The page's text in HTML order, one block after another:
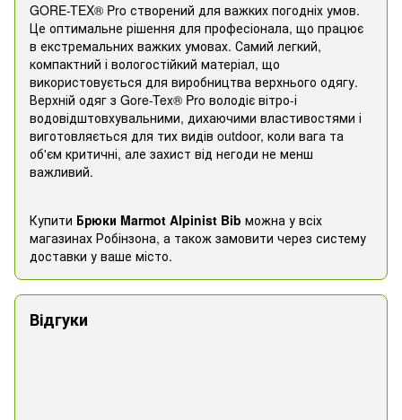
GORE-TEX® Pro створений для важких погодніх умов.
Це оптимальне рішення для професіонала, що працює
в екстремальних важких умовах. Самий легкий,
компактний і вологостійкий матеріал, що
використовується для виробництва верхнього одягу.
Верхній одяг з Gore-Tex® Pro володіє вітро-і
водовідштовхувальними, дихаючими властивостями і
виготовляється для тих видів outdoor, коли вага та
об'єм критичні, але захист від негоди не менш
важливий.
Купити Брюки Marmot Alpinist Bib можна у всіх
магазинах Робінзона, а також замовити через систему
доставки у ваше місто.
Відгуки